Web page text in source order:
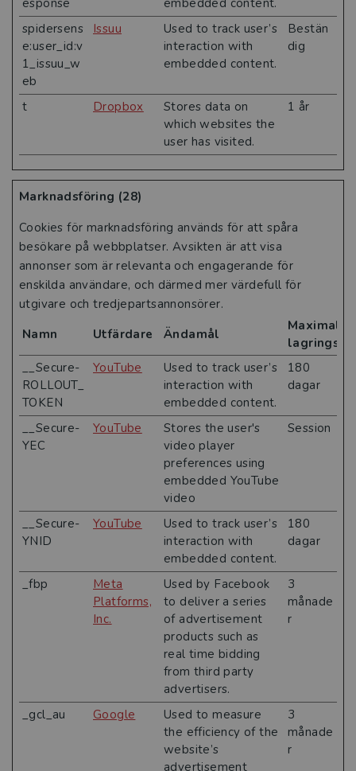
esponse
embedded content.
spidersens
e:user_id:v
1_issuu_w
eb
Issuu
Used to track user’s
interaction with
embedded content.
Bestän
dig
t Dropbox
Stores data on
which websites the
user has visited.
1 år
Marknadsföring (28)
Cookies för marknadsföring används för att spåra
besökare på webbplatser. Avsikten är att visa
annonser som är relevanta och engagerande för
enskilda användare, och därmed mer värdefull för
utgivare och tredjepartsannonsörer.
Namn
Utfärdare Ändamål
Maximal
__Secure-
ROLLOUT_
TOKEN
YouTube
Used to track user’s
interaction with
embedded content.
180
dagar
__Secure-
YEC
YouTube
Stores the user's
video player
preferences using
embedded YouTube
video
Session
__Secure-
YNID
YouTube
Used to track user’s
interaction with
embedded content.
180
dagar
_fbp
Meta
Platforms,
Inc.
Used by Facebook
to deliver a series
of advertisement
products such as
real time bidding
from third party
advertisers.
3
månade
r
_gcl_au Google
Used to measure
the efficiency of the
website’s
advertisement
3
månade
r